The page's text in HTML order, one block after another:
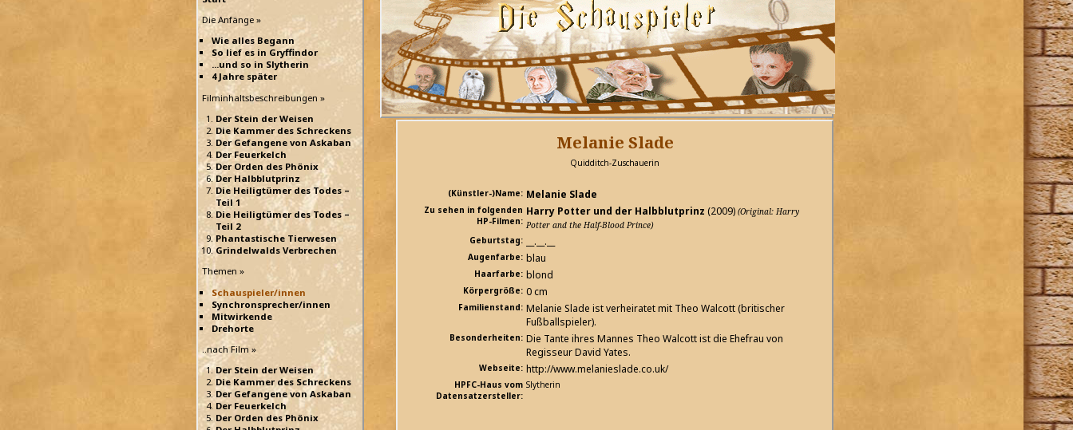
Die Anfänge »
Wie alles Begann
So lief es in Gryffindor
...und so in Slytherin
4 Jahre später
Filminhaltsbeschreibungen »
Der Stein der Weisen
Die Kammer des Schreckens
Der Gefangene von Askaban
Der Feuerkelch
Der Orden des Phönix
Der Halbblutprinz
Die Heiligtümer des Todes –
Teil 1
Die Heiligtümer des Todes –
Teil 2
Phantastische Tierwesen
Grindelwalds Verbrechen
Themen »
Schauspieler/innen
Synchronsprecher/innen
Mitwirkende
Drehorte
..nach Film »
Der Stein der Weisen
Die Kammer des Schreckens
Der Gefangene von Askaban
Der Feuerkelch
Der Orden des Phönix
Melanie Slade
Quidditch-Zuschauerin
(Künstler-)Name: Melanie Slade
Zu sehen in folgenden
HP-Filmen:
Harry Potter und der Halbblutprinz (2009) (Original: Harry
Potter and the Half-Blood Prince)
Geburtstag:
__.__.__
Augenfarbe: blau
Haarfarbe: blond
Körpergröße: 0 cm
Familienstand: Melanie Slade ist verheiratet mit Theo Walcott (britischer
Fußballspieler).
Besonderheiten: Die Tante ihres Mannes Theo Walcott ist die Ehefrau von
Regisseur David Yates.
Webseite: http://www.melanieslade.co.uk/
HPFC-Haus vom
Datensatzersteller:
Slytherin